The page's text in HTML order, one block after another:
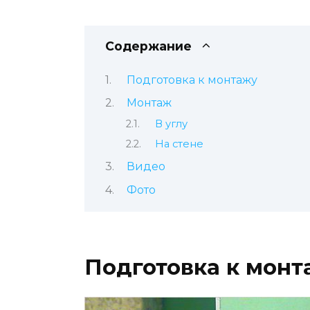
Содержание
Подготовка к монтажу
Монтаж
В углу
На стене
Видео
Фото
Подготовка к